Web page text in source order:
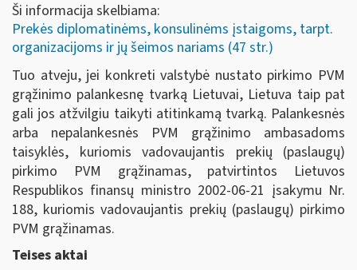
Ši informacija skelbiama:
Prekės diplomatinėms, konsulinėms įstaigoms, tarpt.
organizacijoms ir jų šeimos nariams (47 str.)
Tuo atveju, jei konkreti valstybė nustato pirkimo PVM
grąžinimo palankesnę tvarką Lietuvai, Lietuva taip pat
gali jos atžvilgiu taikyti atitinkamą tvarką. Palankesnės
arba nepalankesnės PVM grąžinimo ambasadoms
taisyklės, kuriomis vadovaujantis prekių (paslaugų)
pirkimo PVM grąžinamas, patvirtintos Lietuvos
Respublikos finansų ministro 2002-06-21 įsakymu Nr.
188, kuriomis vadovaujantis prekių (paslaugų) pirkimo
PVM grąžinamas.
Teises aktai